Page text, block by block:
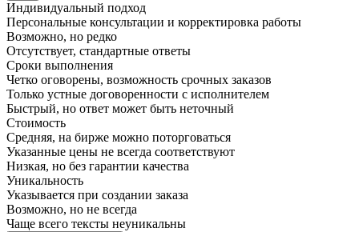
Индивидуальный подход
Персональные консультации и корректировка работы
Возможно, но редко
Отсутствует, стандартные ответы
Сроки выполнения
Четко оговорены, возможность срочных заказов
Только устные договоренности с исполнителем
Быстрый, но ответ может быть неточный
Стоимость
Средняя, на бирже можно поторговаться
Указанные цены не всегда соответствуют
Низкая, но без гарантии качества
Уникальность
Указывается при создании заказа
Возможно, но не всегда
Чаще всего тексты неуникальны